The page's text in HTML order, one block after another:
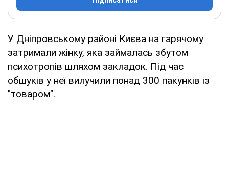
У Дніпровському районі Києва на гарячому
затримали жінку, яка займалась збутом
психотропів шляхом закладок. Під час
обшуків у неї вилучили понад 300 пакунків із
"товаром".